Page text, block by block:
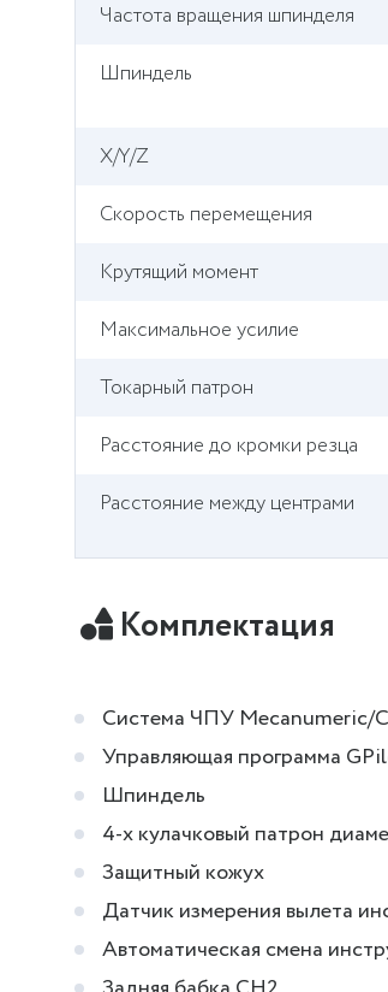
Частота вращения шпинделя
Шпиндель
X/Y/Z
Cкорость перемещения
Крутящий момент
Максимальное усилие
Токарный патрон
Расстояние до кромки резца
Расстояние между центрами
Комплектация
Система ЧПУ Mecanumeric/
Управляющая программа
Шпиндель
4-х кулачковый патрон
Защитный кожух
Датчик измерения вылета
Автоматическая смена